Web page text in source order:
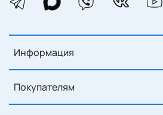
Информация
Покупателям